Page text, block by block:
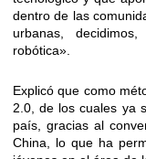
dentro de las
urbanas,
robótica».
Explicó que como
2.0, de los cuales ya
país, gracias al
China, lo que ha